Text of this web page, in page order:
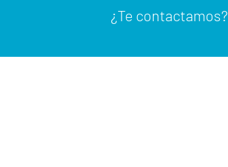
¿Te contactamos?